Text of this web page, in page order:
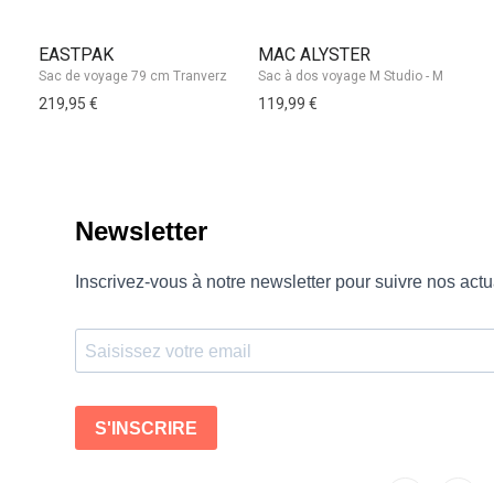
EASTPAK
219,95 €
MAC ALYSTER
119,99 €